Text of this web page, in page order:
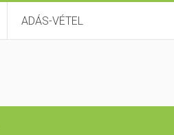
ADÁS-VÉTEL